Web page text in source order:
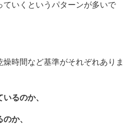
ていくというパターンが多いで
時間など基準がそれぞれありま
るのか、
か、